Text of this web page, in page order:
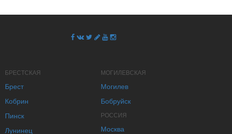
БРЕСТСКАЯ
Брест
Кобрин
Пинск
Лунинец
МОГИЛЕВСКАЯ
Могилев
Бобруйск
РОССИЯ
Москва